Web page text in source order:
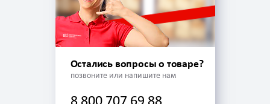
Остались вопросы о товаре?
позвоните или напишите нам